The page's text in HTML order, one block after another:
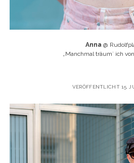
Anna @
Manchmal träum` ich
VERÖFFENTLICHT 15.